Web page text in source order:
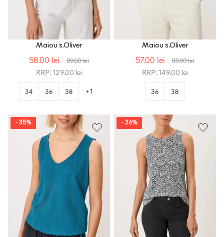
Maiou s.Oliver
58.00 lei 89.00 lei
RRP: 129.00 lei
34 36 38 +1
Maiou s.Oliver
57.00 lei 89.00 lei
RRP: 149.00 lei
36 38
- 35% - 36%